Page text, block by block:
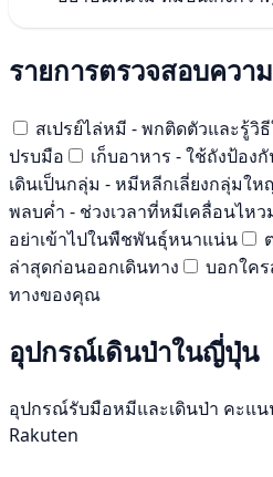
รายการตรวจสอบควา
สเปรย์ไล่หมี - พกติดตัวและรู้วิ
ปรบมือ
เก็บอาหาร - ใช้ถังป้อ
เดินเป็นกลุ่ม - หมีหลีกเลี่ยงกลุ่มให
พลบค่ำ - ช่วงเวลาที่หมีเคลื่อนไห
อย่าเข้าไปในพืชพันธุ์หนาแน่น
ล่าสุดก่อนออกเดินทาง
บอกใค
ทางของคุณ
อุปกรณ์เดินป่าในญี่ปุ่น
อุปกรณ์รับมือหมีและเดินป่า คะแน
Rakuten